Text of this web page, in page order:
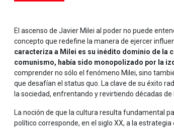
El ascenso de Javier Milei al poder no puede
concepto que redefine la manera de ejercer
caracteriza a Milei es su inédito dominio de la
comunismo, había sido monopolizado por la
comprender no sólo el fenómeno Milei, sino
que desafían el status quo. La clave de su éxito
la sociedad, enfrentando y revirtiendo décadas
La noción de que la cultura resulta fundamental
político corresponde, en el siglo XX, a la